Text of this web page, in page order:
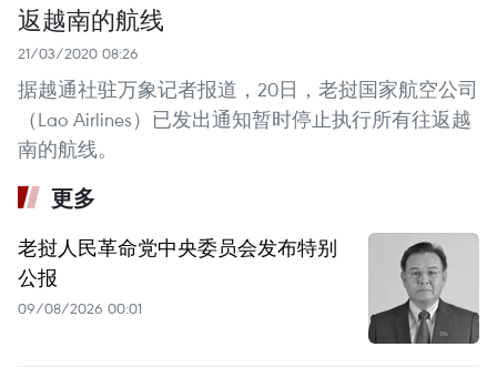
返越南的航线
21/03/2020 08:26
据越通社驻万象记者报道，20日，老挝国家航空公司
（Lao Airlines）已发出通知暂时停止执行所有往返越
南的航线。
更多
老挝人民革命党中央委员会发布特别
公报
09/08/2026 00:01